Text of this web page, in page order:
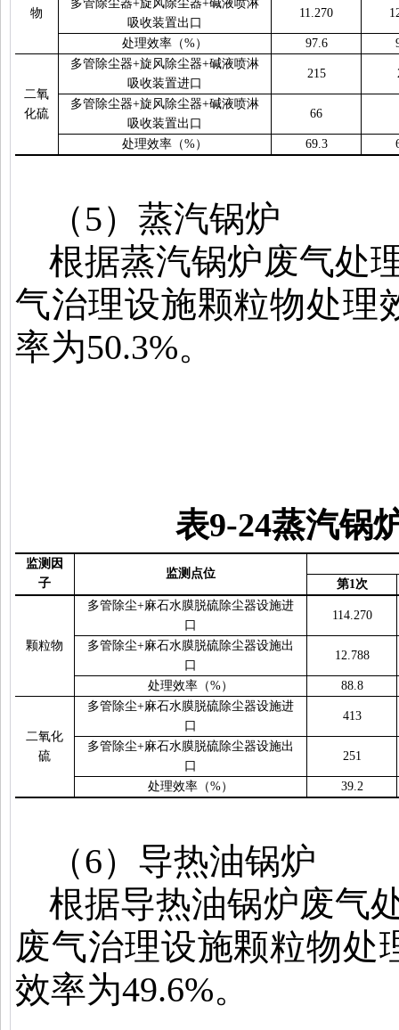
物
多管除尘器+旋风除尘器+碱液喷淋
吸收装置出口
11.270
处理效率（%） 97.6
二氧
化硫
多管除尘器+旋风除尘器+碱液喷淋
吸收装置进口
215
多管除尘器+旋风除尘器+碱液喷淋
吸收装置出口
66
处理效率（%） 69.3
（5）蒸汽锅炉
根据蒸汽锅炉废气处
气治理设施颗粒物处理
率为50.3%。
表9-24蒸汽锅
监测因
子
监测点位
第1 次
颗粒物
多管除尘+麻石水膜脱硫除尘器设施进
口
114.270
多管除尘+麻石水膜脱硫除尘器设施出
口
12.788
处理效率（%） 88.8
二氧化
硫
多管除尘+麻石水膜脱硫除尘器设施进
口
413
多管除尘+麻石水膜脱硫除尘器设施出
口
251
处理效率（%） 39.2
（6）导热油锅炉
根据导热油锅炉废气
废气治理设施颗粒物处
效率为49.6%。